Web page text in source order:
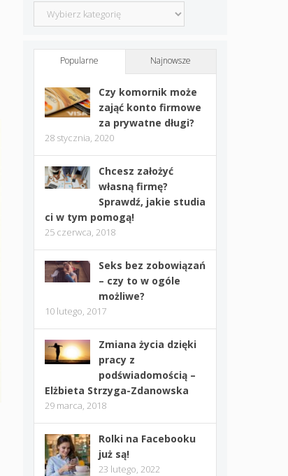
Kategorie
Popularne Najnowsze
Czy komornik może
zająć konto firmowe
za prywatne długi?
28 stycznia, 2020
Chcesz założyć
własną firmę?
Sprawdź, jakie studia
ci w tym pomogą!
25 czerwca, 2018
Seks bez zobowiązań
– czy to w ogóle
możliwe?
10 lutego, 2017
Zmiana życia dzięki
pracy z
podświadomością –
Elżbieta Strzyga-Zdanowska
29 marca, 2018
Rolki na Facebooku
już są!
23 lutego, 2022